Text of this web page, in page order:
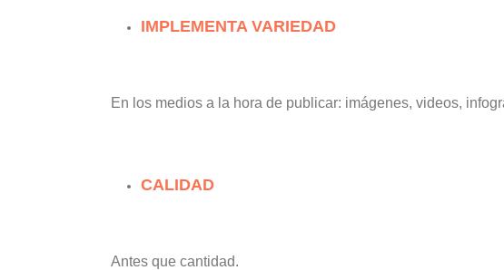
IMPLEMENTA VARIEDAD
En los medios a la hora de publicar: imágenes, videos,
CALIDAD
Antes que cantidad.